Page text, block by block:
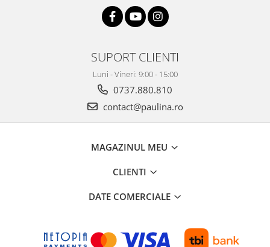
SUPORT CLIENTI
Luni - Vineri: 9:00 - 15:00
0737.880.810
contact@paulina.ro
MAGAZINUL MEU
CLIENTI
DATE COMERCIALE